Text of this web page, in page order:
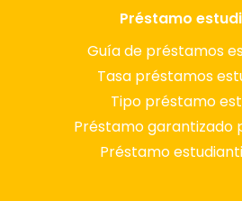
Préstamo
Guía de préstamos
Tasa préstamos
Tipo préstamo
Préstamo garantizado
Préstamo